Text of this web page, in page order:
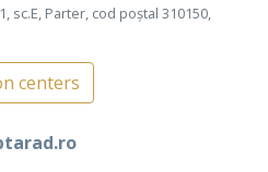
sc.E, Parter, cod poștal 310150,
centers